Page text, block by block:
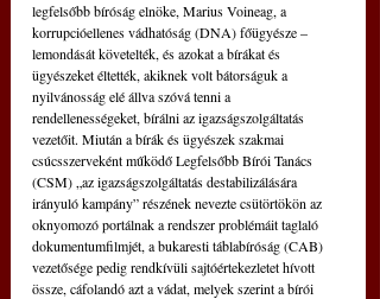
legfelsőbb bíróság elnöke, Marius Voineag, a
korrupcióellenes vádhatóság (DNA) főügyésze –
lemondását követelték, és azokat a bírákat és
ügyészeket éltették, akiknek volt bátorságuk a
nyilvánosság elé állva szóvá tenni a
rendellenességeket, bírálni az igazságszolgáltatás
vezetőit. Miután a bírák és ügyészek szakmai
csúcsszerveként működő Legfelsőbb Bírói Tanács
(CSM) „az igazságszolgáltatás destabilizálására
irányuló kampány” részének nevezte csütörtökön az
oknyomozó portálnak a rendszer problémáit taglaló
dokumentumfilmjét, a bukaresti táblabíróság (CAB)
vezetősége pedig rendkívüli sajtóértekezletet hívott
össze, cáfolandó azt a vádat, melyek szerint a bírói